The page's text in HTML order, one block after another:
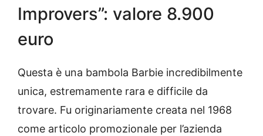
Improvers”: valore 8.900
euro
Questa è una bambola Barbie incredibilmente
unica, estremamente rara e difficile da
trovare. Fu originariamente creata nel 1968
come articolo promozionale per l’azienda